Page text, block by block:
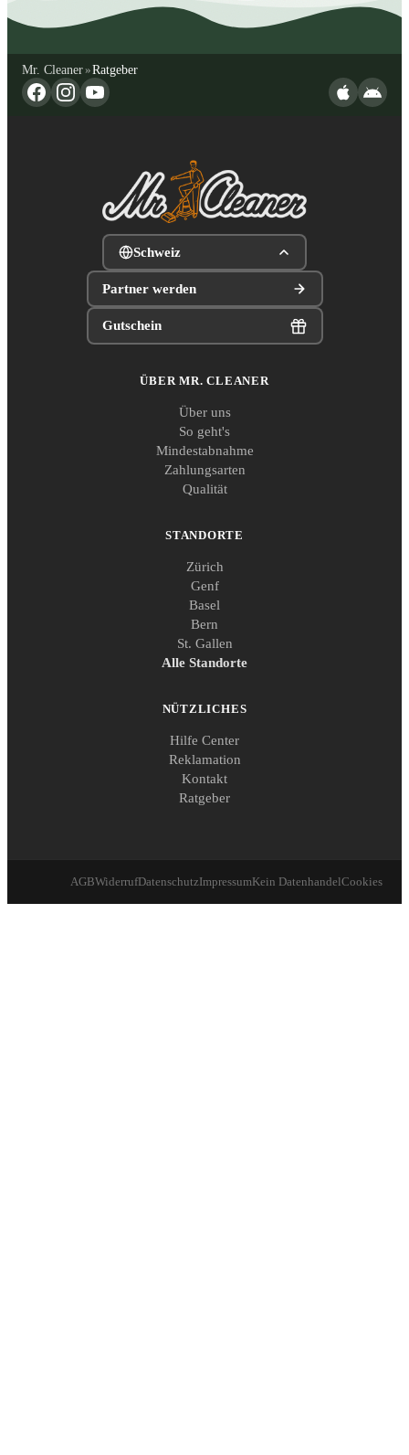
Mr. Cleaner»Ratgeber
Schweiz
Partner werden
Gutschein
ÜBER MR. CLEANER
Über uns
So geht's
Mindestabnahme
Zahlungsarten
Qualität
STANDORTE
Zürich
Genf
Basel
Bern
St. Gallen
Alle Standorte
NÜTZLICHES
Hilfe Center
Reklamation
Kontakt
Ratgeber
AGBWiderrufDatenschutzImpressumKein DatenhandelCookies